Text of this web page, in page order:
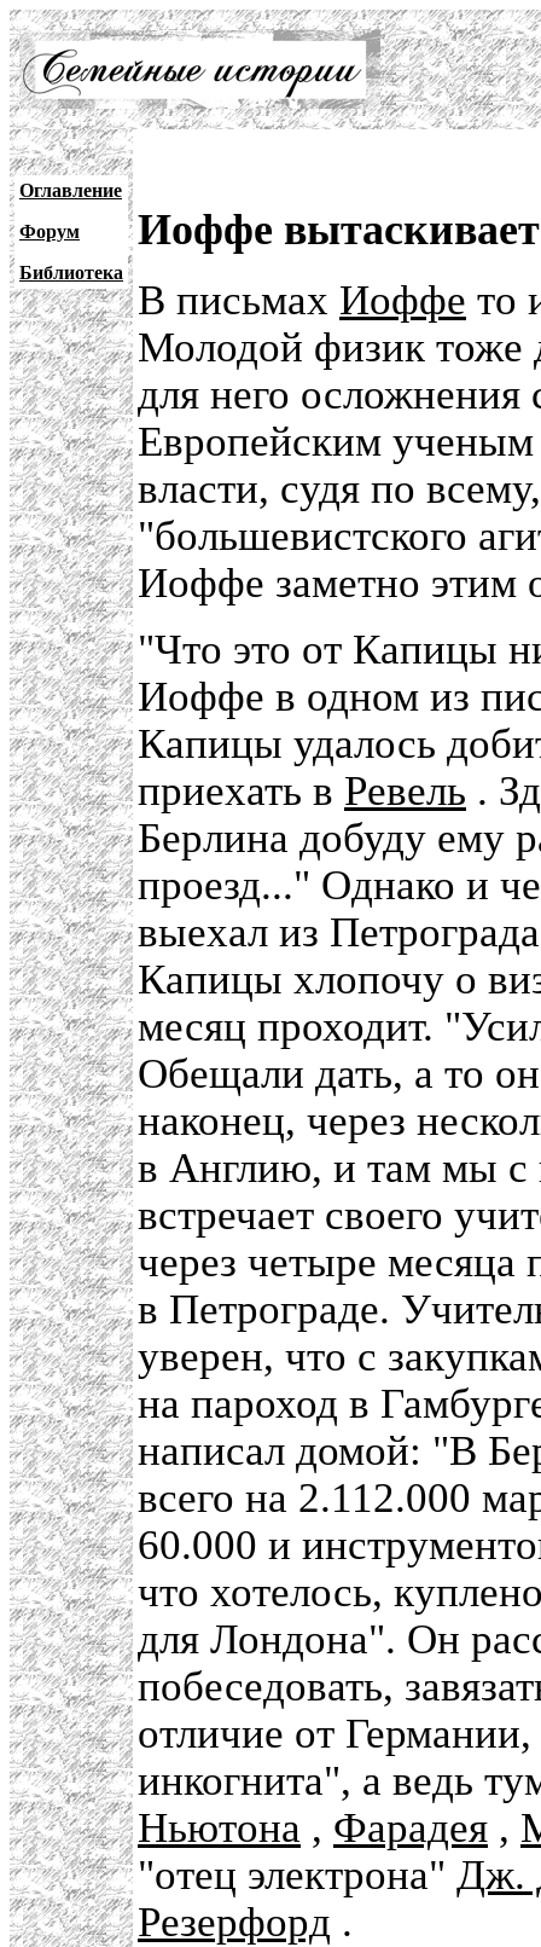
Оглавление
Форум
Библиотека
Иоффе
В письмах Иоффе то
Молодой физик тоже
для него осложнения
Европейским ученым
власти, судя по
"большевистского
Иоффе заметно этим
"Что это от Капицы
Иоффе в одном из
Капицы удалось
приехать в Ревель .
Берлина добуду ему
проезд..." Однако и
выехал из
Капицы хлопочу о
месяц проходит.
Обещали дать, а то
наконец, через
в Англию, и там мы с
встречает своего
через четыре месяца
в Петрограде.
уверен, что с
на пароход в
написал домой: "В
всего на 2.112.000
60.000 и
что хотелось,
для Лондона". Он
побеседовать,
отличие от Германии,
инкогнита", а ведь
Ньютона , Фарадея ,
"отец электрона" Дж.
Резерфорд .